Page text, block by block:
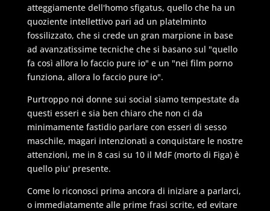
atteggiamente dell'homo sfigatus, quello che ha un
quoziente intellettivo pari ad un platelminto
fossilizzato, che si crede un gran marpione in base
ad avanzatissime tecniche che si basano sul "quello
fa così allora lo faccio pure io" e un "nei film porno
funziona, allora lo faccio pure io".
Purtroppo noi donne sui social siamo tempestate da
questi esseri e sia ben chiaro che non ci da
minimamente fastidio parlare con esseri di sesso
maschile, magari intenzionati a conquistare le nostre
attenzioni, me in 8 casi su 10 il MdF (morto di Figa) è
quello piu' presente.
Come lo riconosci prima ancora di iniziare a parlarci,
o immediatamente alle prime frasi scrite, ed evitare